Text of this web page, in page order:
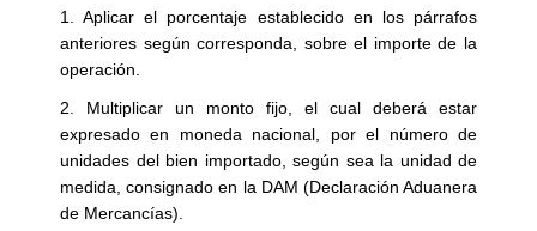
1. Aplicar el porcentaje establecido en los párrafos
anteriores según corresponda, sobre el importe de la
operación.
2. Multiplicar un monto fijo, el cual deberá estar
expresado en moneda nacional, por el número de
unidades del bien importado, según sea la unidad de
medida, consignado en la DAM (Declaración Aduanera
de Mercancías).